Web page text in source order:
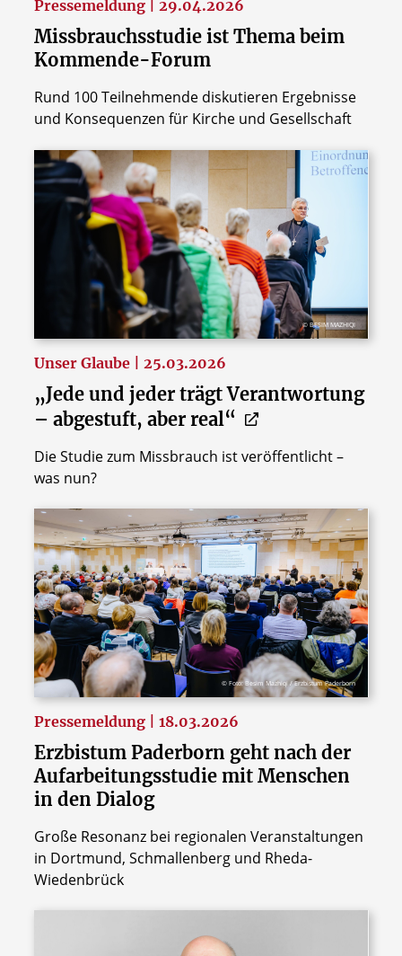
Pressemeldung | 29.04.2026
Missbrauchsstudie ist Thema beim
Kommende-Forum
Rund 100 Teilnehmende diskutieren Ergebnisse
und Konsequenzen für Kirche und Gesellschaft
© BESIM MAZHIQI
Unser Glaube | 25.03.2026
„Jede und jeder trägt Verantwortung
– abgestuft, aber real“
Die Studie zum Missbrauch ist veröffentlicht –
was nun?
© Foto: Besim Mazhiqi / Erzbistum Paderborn
Pressemeldung | 18.03.2026
Erzbistum Paderborn geht nach der
Aufarbeitungsstudie mit Menschen
in den Dialog
Große Resonanz bei regionalen Veranstaltungen
in Dortmund, Schmallenberg und Rheda-
Wiedenbrück